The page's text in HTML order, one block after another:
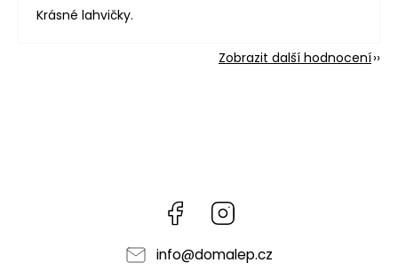
Krásné lahvičky.
Zobrazit další hodnocení
Facebook
info@domalep.cz